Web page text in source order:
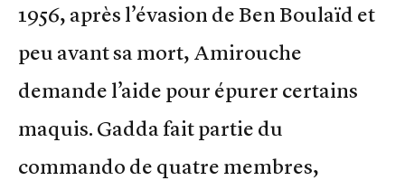
1956, après l’évasion de Ben Boulaïd et
peu avant sa mort, Amirouche
demande l’aide pour épurer certains
maquis. Gadda fait partie du
commando de quatre membres,